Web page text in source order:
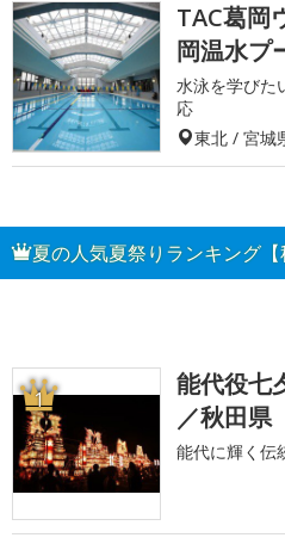
TAC葛岡
岡温水プ
水泳を学びた
応
東北 / 宮城
夏の人気夏祭りランキング【
1
能代役七
／秋田県
能代に輝く伝